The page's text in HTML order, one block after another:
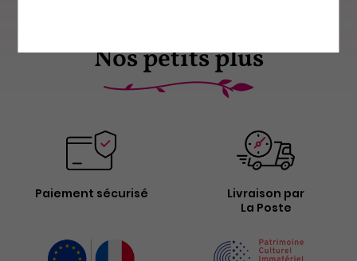
Nos petits plus
Paiement sécurisé
Livraison par
La Poste